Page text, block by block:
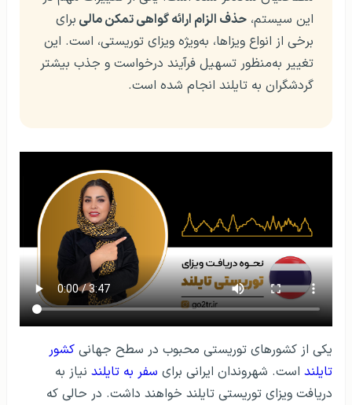
این سیستم، حذف الزام ارائه گواهی تمکن مالی برای
برخی از انواع ویزاها، به‌ویژه ویزای توریستی، است. این
تغییر به‌منظور تسهیل فرآیند درخواست و جذب بیشتر
گردشگران به تایلند انجام شده است.
یکی از کشورهای توریستی محبوب در سطح جهانی کشور
تایلند است. شهروندان ایرانی برای سفر به تایلند نیاز به
دریافت ویزای توریستی تایلند خواهند داشت. در حالی‌ که